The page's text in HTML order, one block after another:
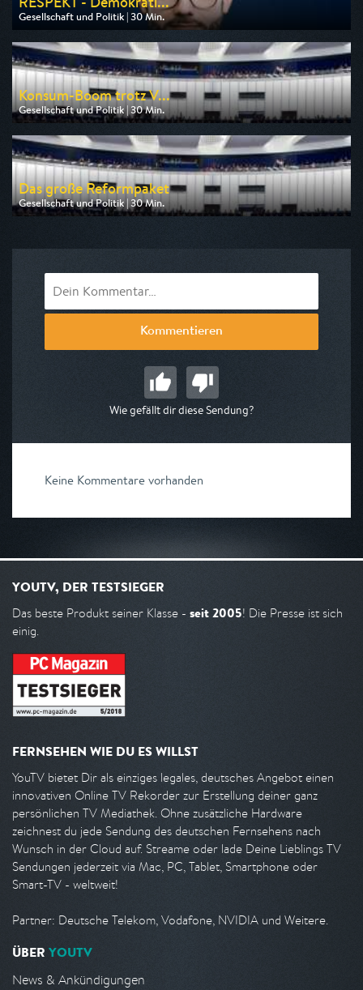
Gesellschaft und Politik | 30 Min.
Ausgestrahlt von ARD alpha
am 09.08.2026, 19:00
Konsum-Boom trotz V...
Gesellschaft und Politik | 30 Min.
Ausgestrahlt von Phoenix
am 10.08.2026, 14:30
Das große Reformpaket
Gesellschaft und Politik | 30 Min.
Ausgestrahlt von Phoenix
Kommentieren
Wie gefällt dir diese Sendung?
Keine Kommentare vorhanden
YOUTV, DER TESTSIEGER
Das beste Produkt seiner Klasse - seit 2005! Die Presse ist sich
einig.
FERNSEHEN WIE DU ES WILLST
YouTV bietet Dir als einziges legales, deutsches Angebot einen
innovativen Online TV Rekorder zur Erstellung deiner ganz
persönlichen TV Mediathek. Ohne zusätzliche Hardware
zeichnest du jede Sendung des deutschen Fernsehens nach
Wunsch in der Cloud auf. Streame oder lade Deine Lieblings TV
Sendungen jederzeit via Mac, PC, Tablet, Smartphone oder
Smart-TV - weltweit!
Partner: Deutsche Telekom, Vodafone, NVIDIA und Weitere.
ÜBER YOUTV
News & Ankündigungen